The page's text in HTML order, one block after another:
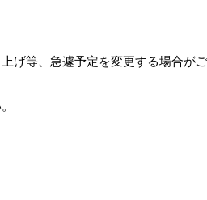
げ等、急遽予定を変更する場合がご